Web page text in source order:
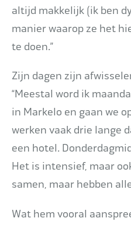
altijd makkelijk (ik ben
manier waarop ze het
te doen.”
Zijn dagen zijn
“Meestal word ik
in Markelo en gaan we
werken vaak drie lange
een hotel.
Het is intensief, maar
samen, maar hebben
Wat hem vooral